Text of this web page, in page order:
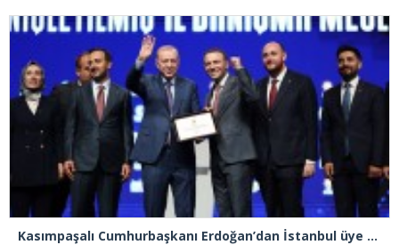
Kasımpaşalı Cumhurbaşkanı Erdoğan’dan İstanbul üye birincisi Beyoğlu İlçe Başkanı Kasım Fırat’a plaket